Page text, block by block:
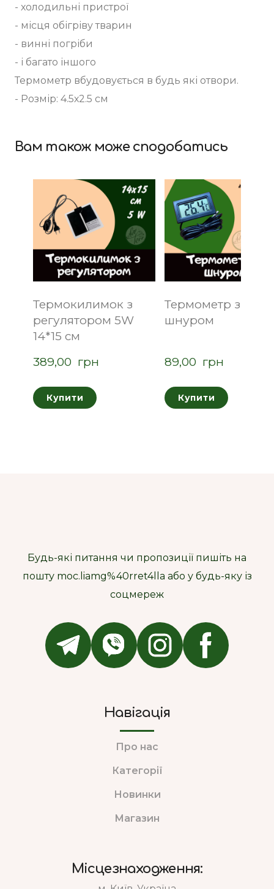
- холодильні пристрої
- місця обігріву тварин
- винні погріби
- і багато іншого
Термометр вбудовується в будь які отвори.
- Розмір: 4.5х2.5 см
Вам також може сподобатись
Термокилимок з
регулятором 5W
14*15 см
389,00  грн
Купити
Термометр зі
шнуром
89,00  грн
Купити
Будь-які питання чи пропозиції пишіть на
пошту moc.liamg%40rret4lla або у будь-яку із
соцмереж
Навігація
Про нас
Категорії
Новинки
Магазин
Місцезнаходження: